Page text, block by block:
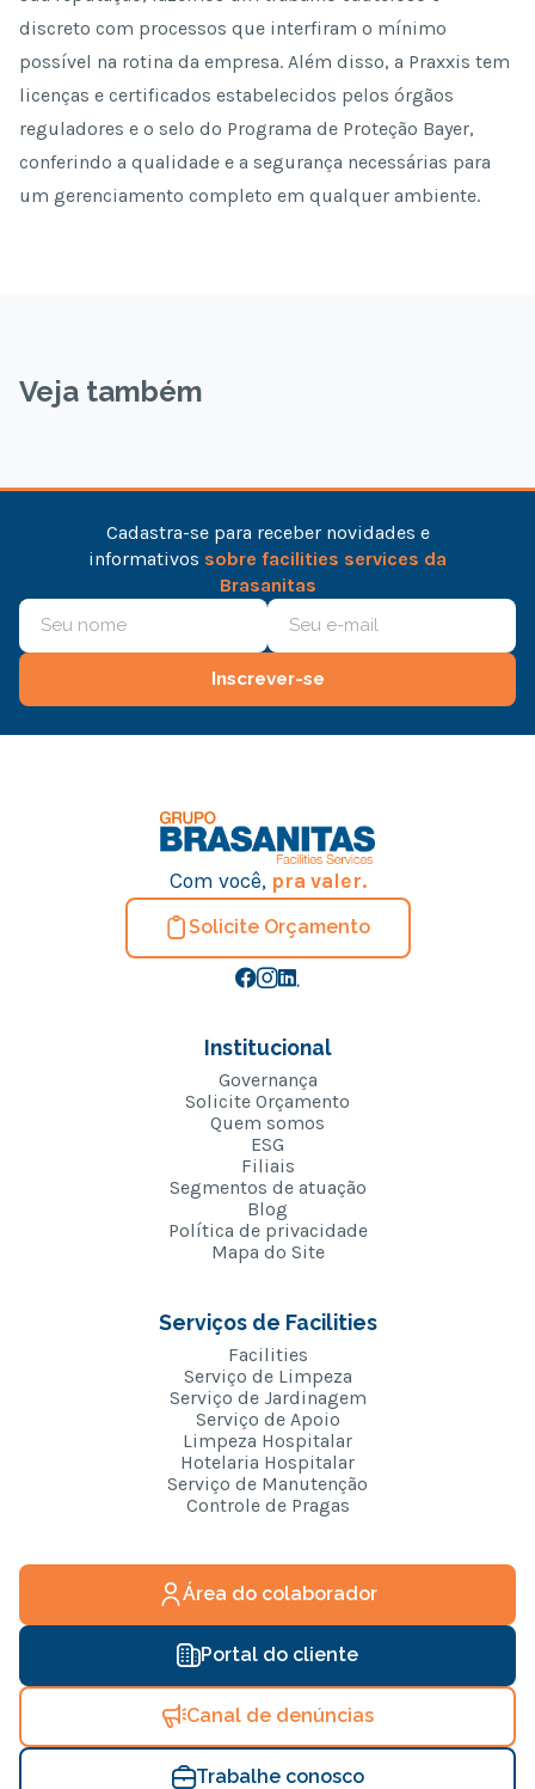
discreto com processos que interfiram o mínimo
possível na rotina da empresa. Além disso, a Praxxis tem
licenças e certificados estabelecidos pelos órgãos
reguladores e o selo do Programa de Proteção Bayer,
conferindo a qualidade e a segurança necessárias para
um gerenciamento completo em qualquer ambiente.
Veja também
Cadastra-se para receber novidades e
informativos sobre facilities services da
Brasanitas
Inscrever-se
Com você, pra valer.
Solicite Orçamento
Institucional
Governança
Solicite Orçamento
Quem somos
ESG
Filiais
Segmentos de atuação
Blog
Política de privacidade
Mapa do Site
Serviços de Facilities
Facilities
Serviço de Limpeza
Serviço de Jardinagem
Serviço de Apoio
Limpeza Hospitalar
Hotelaria Hospitalar
Serviço de Manutenção
Controle de Pragas
Área do colaborador
Portal do cliente
Canal de denúncias
Trabalhe conosco